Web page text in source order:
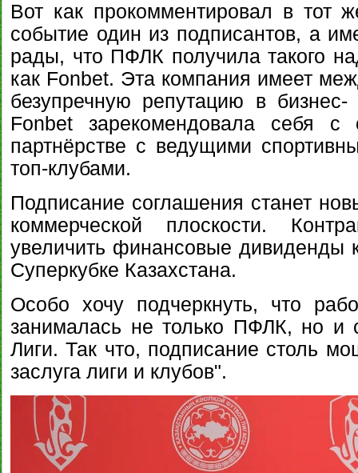
Вот как прокомментировал в тот
событие один из подписантов, а
рады, что ПФЛК получила такого
как Fonbet. Эта компания имеет
безупречную репутацию в
Fonbet зарекомендовала себя
партнёрстве с ведущими
топ-клубами.
Подписание соглашения станет
коммерческой плоскости.
увеличить финансовые дивиденды
Суперкубке Казахстана.
Особо хочу подчеркнуть, что
занималась не только ПФЛК, но и
Лиги. Так что, подписание столь
заслуга лиги и клубов".